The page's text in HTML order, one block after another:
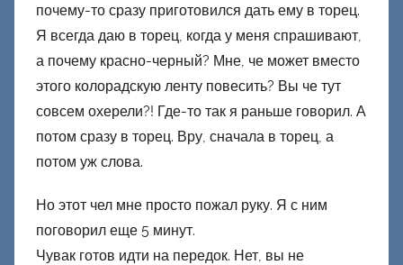
почему-то сразу приготовился дать ему в торец.
Я всегда даю в торец, когда у меня спрашивают,
а почему красно-черный? Мне, че может вместо
этого колорадскую ленту повесить? Вы че тут
совсем охерели?! Где-то так я раньше говорил. А
потом сразу в торец. Вру, сначала в торец, а
потом уж слова.
Но этот чел мне просто пожал руку. Я с ним
поговорил еще 5 минут.
Чувак готов идти на передок. Нет, вы не